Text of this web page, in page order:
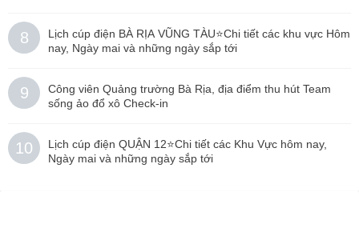
8
Lịch cúp điện BÀ RỊA VŨNG TÀU⭐️Chi tiết các khu vực Hôm
nay, Ngày mai và những ngày sắp tới
9
Công viên Quảng trường Bà Rịa, địa điểm thu hút Team
sống ảo đổ xô Check-in
10
Lịch cúp điện QUẬN 12⭐️Chi tiết các Khu Vực hôm nay,
Ngày mai và những ngày sắp tới